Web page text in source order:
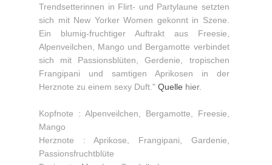
Trendsetterinnen in Flirt- und Partylaune setzten
sich mit New Yorker Women gekonnt in Szene.
Ein blumig-fruchtiger Auftrakt aus Freesie,
Alpenveilchen, Mango und Bergamotte verbindet
sich mit Passionsblüten, Gerdenie, tropischen
Frangipani und samtigen Aprikosen in der
Herznote zu einem sexy Duft." Quelle hier.
Kopfnote : Alpenveilchen, Bergamotte, Freesie,
Mango
Herznote : Aprikose, Frangipani, Gardenie,
Passionsfruchtblüte